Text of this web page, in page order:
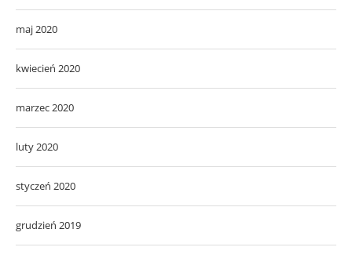
maj 2020
kwiecień 2020
marzec 2020
luty 2020
styczeń 2020
grudzień 2019